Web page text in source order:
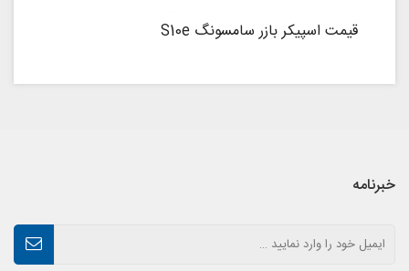
قیمت اسپیکر بازر سامسونگ S10e
خبرنامه